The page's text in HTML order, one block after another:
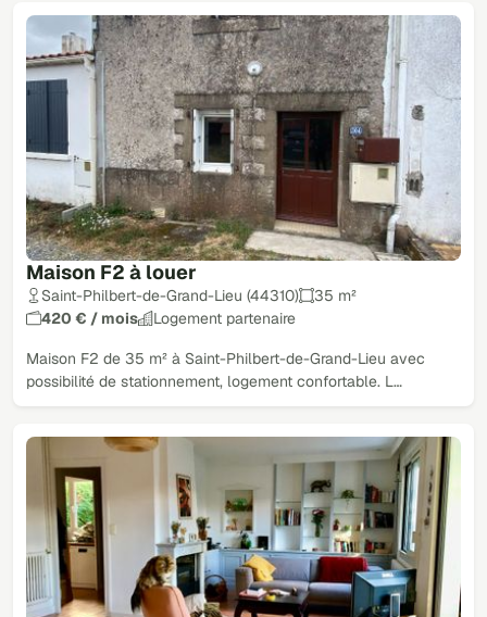
Maison F2 à louer
Saint-Philbert-de-Grand-Lieu (44310)
35 m²
420 € / mois
Logement partenaire
Maison F2 de 35 m² à Saint-Philbert-de-Grand-Lieu avec
possibilité de stationnement, logement confortable. L…